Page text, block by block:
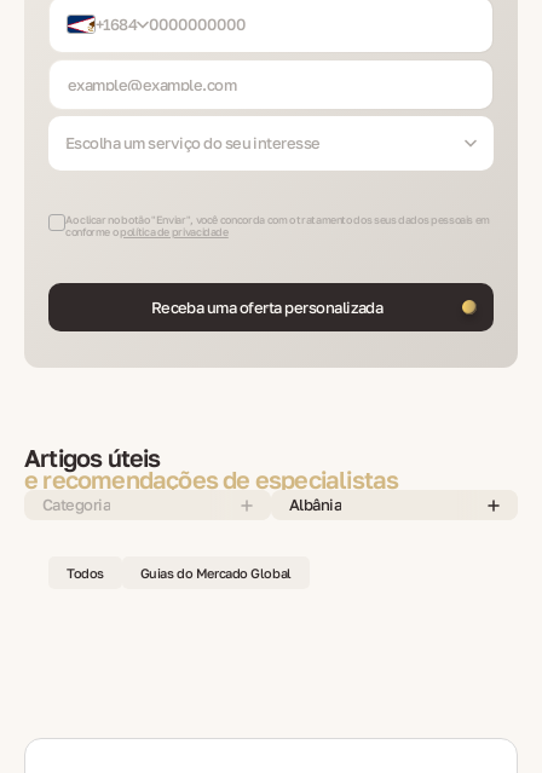
+1684
Escolha um serviço do seu interesse
Ao clicar no botão "Enviar", você concorda com o tratamento dos seus dados pessoais em
conforme o política de privacidade
Receba uma oferta personalizada
Artigos úteis
e recomendações de especialistas
Categoria Albânia
Todos Guias do Mercado Global